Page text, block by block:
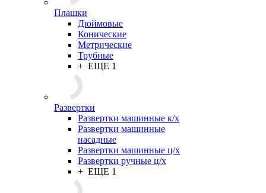
Плашки
Дюймовые
Конические
Метрические
Трубные
+ ЕЩЕ 1
Развертки
Развертки машинные к/х
Развертки машинные
насадные
Развертки машинные ц/х
Развертки ручные ц/х
+ ЕЩЕ 1